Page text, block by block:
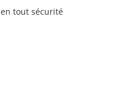
tout sécurité